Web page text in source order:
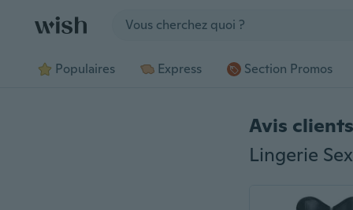
Populaires Express Section Promos
Avis clients